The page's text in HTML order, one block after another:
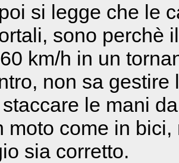
si legge che le
sono perchè
km/h in un
non sa
le mani
moto come in
sia corretto.